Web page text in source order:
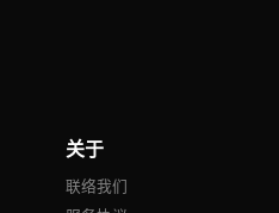
关于
联络我们